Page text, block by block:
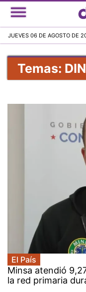
JUEVES 06 DE AGOSTO DE
Temas:
El País
Minsa atendió
la red primaria